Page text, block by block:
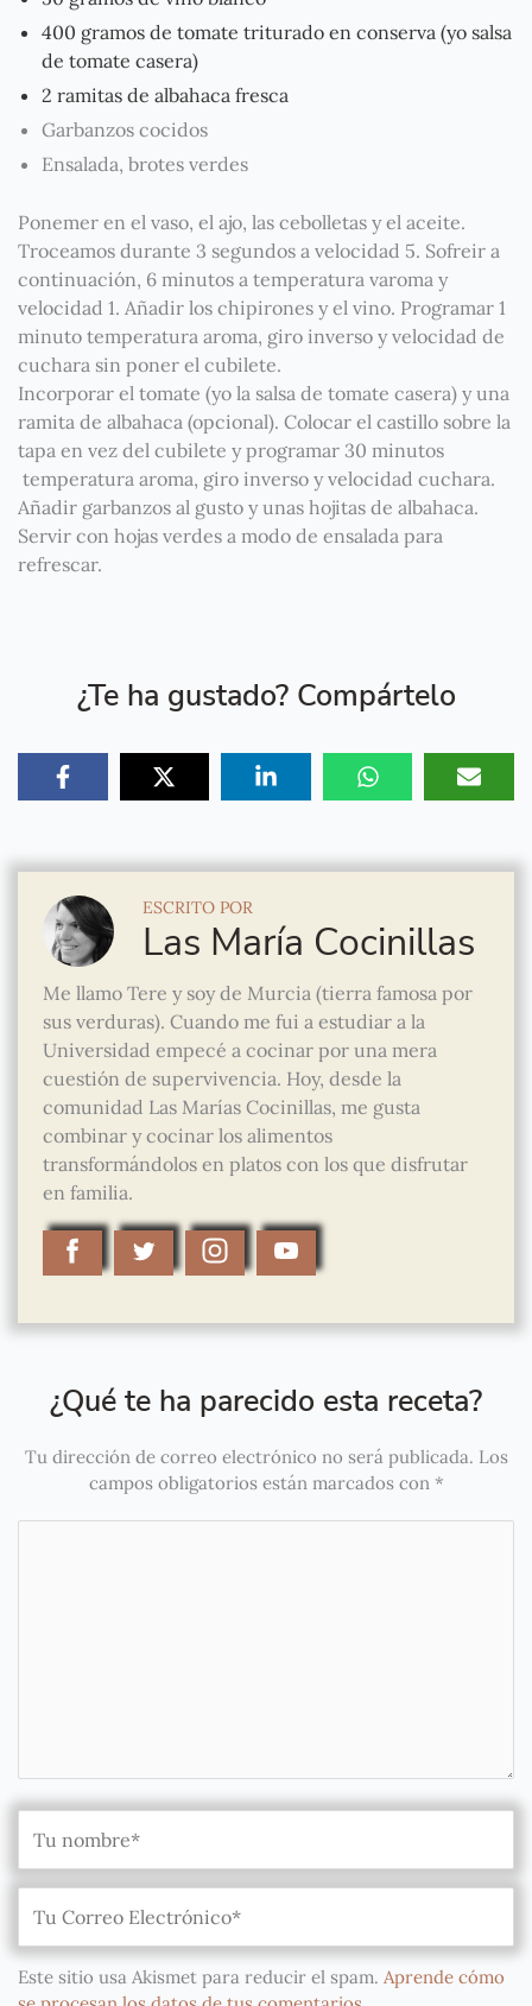
400 gramos de tomate triturado en conserva (yo salsa
de tomate casera)
2 ramitas de albahaca fresca
Garbanzos cocidos
Ensalada, brotes verdes
Ponemer en el vaso, el ajo, las cebolletas y el aceite.
Troceamos durante 3 segundos a velocidad 5. Sofreir a
continuación, 6 minutos a temperatura varoma y
velocidad 1. Añadir los chipirones y el vino. Programar 1
minuto temperatura aroma, giro inverso y velocidad de
cuchara sin poner el cubilete.
Incorporar el tomate (yo la salsa de tomate casera) y una
ramita de albahaca (opcional). Colocar el castillo sobre la
tapa en vez del cubilete y programar 30 minutos
temperatura aroma, giro inverso y velocidad cuchara.
Añadir garbanzos al gusto y unas hojitas de albahaca.
Servir con hojas verdes a modo de ensalada para
refrescar.
¿Te ha gustado? Compártelo
ESCRITO POR
Las María Cocinillas
Me llamo Tere y soy de Murcia (tierra famosa por
sus verduras). Cuando me fui a estudiar a la
Universidad empecé a cocinar por una mera
cuestión de supervivencia. Hoy, desde la
comunidad Las Marías Cocinillas, me gusta
combinar y cocinar los alimentos
transformándolos en platos con los que disfrutar
en familia.
¿Qué te ha parecido esta receta?
Tu dirección de correo electrónico no será publicada. Los
campos obligatorios están marcados con *
Este sitio usa Akismet para reducir el spam. Aprende cómo